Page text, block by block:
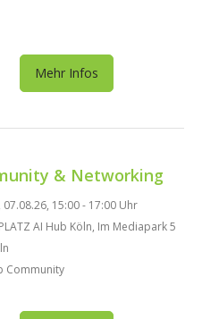
Mehr Infos
& Networking
07.08.26, 15:00 - 17:00 Uhr
AI Hub Köln, Im Mediapark 5
Community